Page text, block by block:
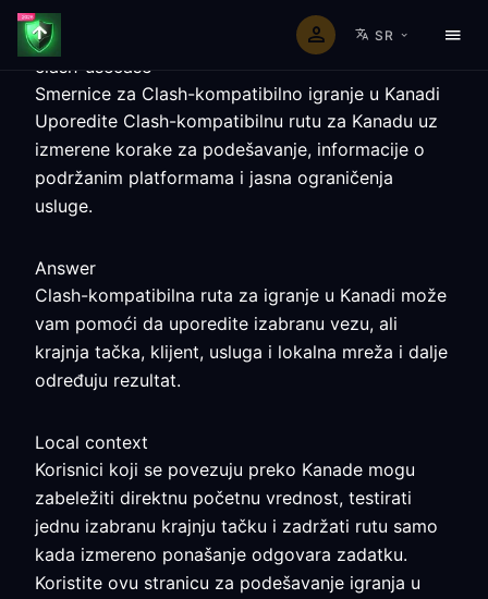
SR
clash-usecase
Smernice za Clash-kompatibilno igranje u Kanadi
Uporedite Clash-kompatibilnu rutu za Kanadu uz
izmerene korake za podešavanje, informacije o
podržanim platformama i jasna ograničenja
usluge.
Answer
Clash-kompatibilna ruta za igranje u Kanadi može
vam pomoći da uporedite izabranu vezu, ali
krajnja tačka, klijent, usluga i lokalna mreža i dalje
određuju rezultat.
Local context
Korisnici koji se povezuju preko Kanade mogu
zabeležiti direktnu početnu vrednost, testirati
jednu izabranu krajnju tačku i zadržati rutu samo
kada izmereno ponašanje odgovara zadatku.
Koristite ovu stranicu za podešavanje igranja u